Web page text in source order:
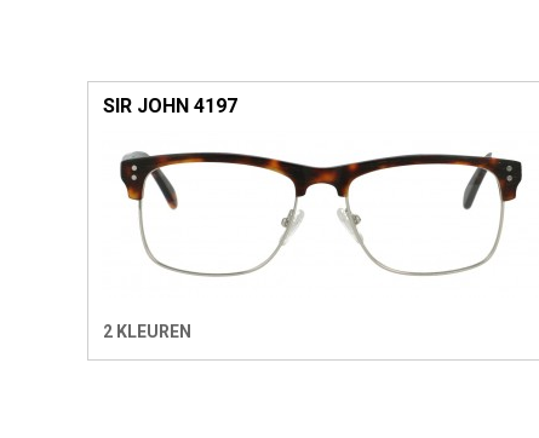
SIR JOHN 4197
2 KLEUREN